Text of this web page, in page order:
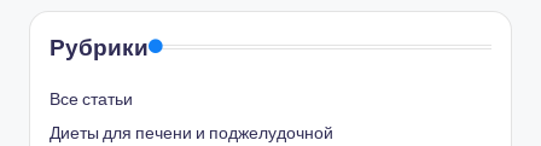
Рубрики
Все статьи
Диеты для печени и поджелудочной